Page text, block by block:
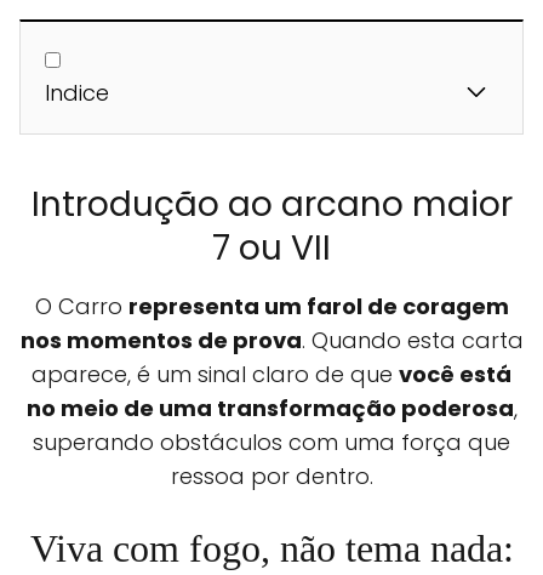
Indice
Introdução ao arcano maior
7 ou VII
O Carro representa um farol de coragem
nos momentos de prova. Quando esta carta
aparece, é um sinal claro de que você está
no meio de uma transformação poderosa,
superando obstáculos com uma força que
ressoa por dentro.
Viva com fogo, não tema nada: